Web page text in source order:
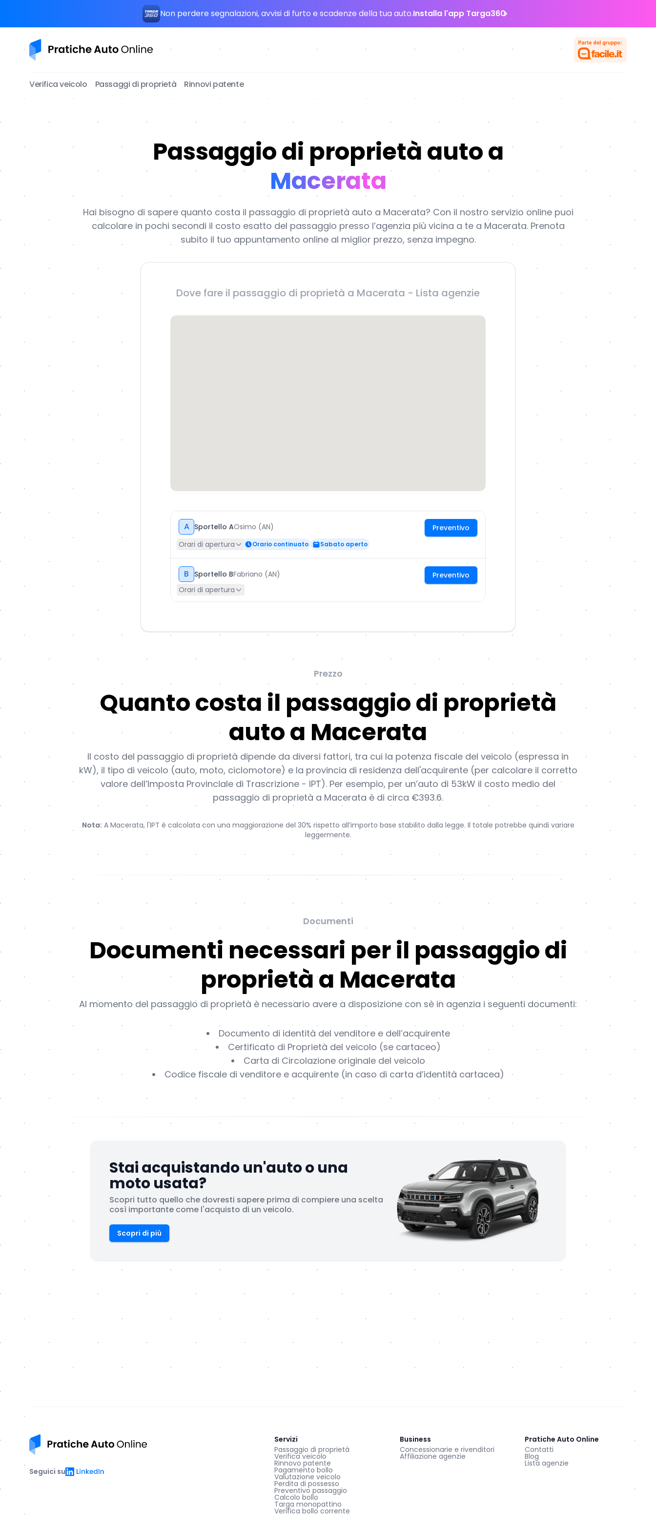
Non perdere segnalazioni, avvisi di furto e scadenze della tua auto.Installa l'app Targa360
Pratiche Auto Online
Verifica veicolo Passaggi di proprietà Rinnovi patente
Passaggio di proprietà auto a
Macerata
Hai bisogno di sapere quanto costa il passaggio di proprietà auto a Macerata? Con il nostro servizio online puoi
calcolare in pochi secondi il costo esatto del passaggio presso l’agenzia più vicina a te a Macerata. Prenota
subito il tuo appuntamento online al miglior prezzo, senza impegno.
Dove fare il passaggio di proprietà a Macerata - Lista agenzie
A Sportello AOsimo (AN)
Orari di apertura
Orario continuato Sabato aperto
Preventivo
B Sportello BFabriano (AN)
Orari di apertura
Preventivo
Prezzo
Quanto costa il passaggio di proprietà
auto a Macerata
Il costo del passaggio di proprietà dipende da diversi fattori, tra cui la potenza fiscale del veicolo (espressa in
kW), il tipo di veicolo (auto, moto, ciclomotore) e la provincia di residenza dell'acquirente (per calcolare il corretto
valore dell’Imposta Provinciale di Trascrizione - IPT). Per esempio, per un’auto di 53kW il costo medio del
passaggio di proprietà a Macerata è di circa €393.6.
Nota: A Macerata, l'IPT è calcolata con una maggiorazione del 30% rispetto all’importo base stabilito dalla legge. Il totale potrebbe quindi variare
leggermente.
Documenti
Documenti necessari per il passaggio di
proprietà a Macerata
Al momento del passaggio di proprietà è necessario avere a disposizione con sè in agenzia i seguenti documenti:
Documento di identità del venditore e dell’acquirente
Certificato di Proprietà del veicolo (se cartaceo)
Carta di Circolazione originale del veicolo
Codice fiscale di venditore e acquirente (in caso di carta d’identità cartacea)
Stai acquistando un'auto o una
moto usata?
Scopri tutto quello che dovresti sapere prima di compiere una scelta
così importante come l'acquisto di un veicolo.
Scopri di più
LinkedIn
Seguici su
Servizi
Passaggio di proprietà
Verifica veicolo
Rinnovo patente
Pagamento bollo
Valutazione veicolo
Perdita di possesso
Preventivo passaggio
Calcolo bollo
Targa monopattino
Verifica bollo corrente
Business
Concessionarie e rivenditori
Affiliazione agenzie
Pratiche Auto Online
Contatti
Blog
Lista agenzie